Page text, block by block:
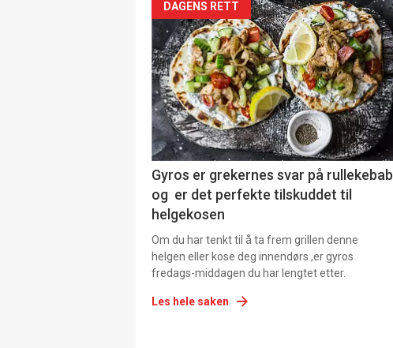
DAGENS RETT
Gyros er grekernes svar på rullekebab
og er det perfekte tilskuddet til
helgekosen
Om du har tenkt til å ta frem grillen denne
helgen eller kose deg innendørs ,er gyros
fredags-middagen du har lengtet etter.
Les hele saken